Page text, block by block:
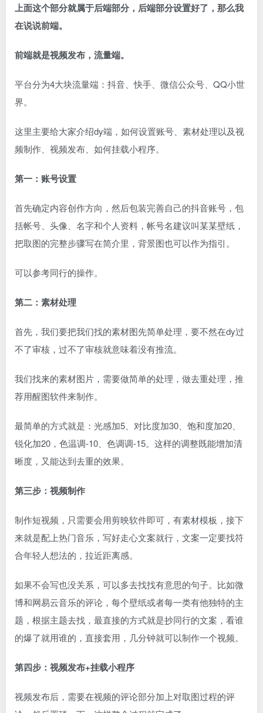
上面这个部分就属于后端部分，后端部分设置好了，那么我
在说说前端。
前端就是视频发布，流量端。
平台分为4大块流量端：抖音、快手、微信公众号、QQ小世
界。
这里主要给大家介绍dy端，如何设置账号、素材处理以及视
频制作、视频发布、如何挂载小程序。
第一：账号设置
首先确定内容创作方向，然后包装完善自己的抖音账号，包
括帐号、头像、名字和个人资料，帐号名建议叫某某壁纸，
把取图的完整步骤写在简介里，背景图也可以作为指引。
可以参考同行的操作。
第二：素材处理
首先，我们要把我们找的素材图先简单处理，要不然在dy过
不了审核，过不了审核就意味着没有推流。
我们找来的素材图片，需要做简单的处理，做去重处理，推
荐用醒图软件来制作。
最简单的方式就是：光感加5、对比度加30、饱和度加20、
锐化加20，色温调-10、色调调-15。这样的调整既能增加清
晰度，又能达到去重的效果。
第三步：视频制作
制作短视频，只需要会用剪映软件即可，有素材模板，接下
来就是配上热门音乐，写好走心文案就行，文案一定要找符
合年轻人想法的，拉近距离感。
如果不会写也没关系，可以多去找找有意思的句子。比如微
博和网易云音乐的评论，每个壁纸或者每一类有他独特的主
题，根据主题去找，最直接的方式就是抄同行的文案，看谁
的爆了就用谁的，直接套用，几分钟就可以制作一个视频。
第四步：视频发布+挂载小程序
视频发布后，需要在视频的评论部分加上对取图过程的评